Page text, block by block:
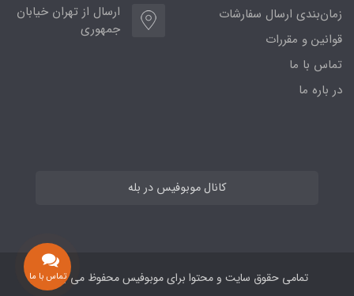
زمان‌بندی ارسال سفارشات
قوانین و مقررات
تماس با ما
در باره ما
ارسال از تهران خیابان
جمهوری
کانال موبوفیس در بله
تمامی حقوق سایت و محتوا برای موبوفیس محفوظ می باشد